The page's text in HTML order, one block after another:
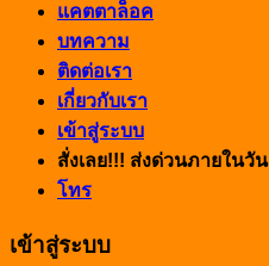
แคตตาล็อค
บทความ
ติดต่อเรา
เกี่ยวกับเรา
เข้าสู่ระบบ
สั่งเลย!!! ส่งด่วนภายในวัน
โทร
เข้าสู่ระบบ